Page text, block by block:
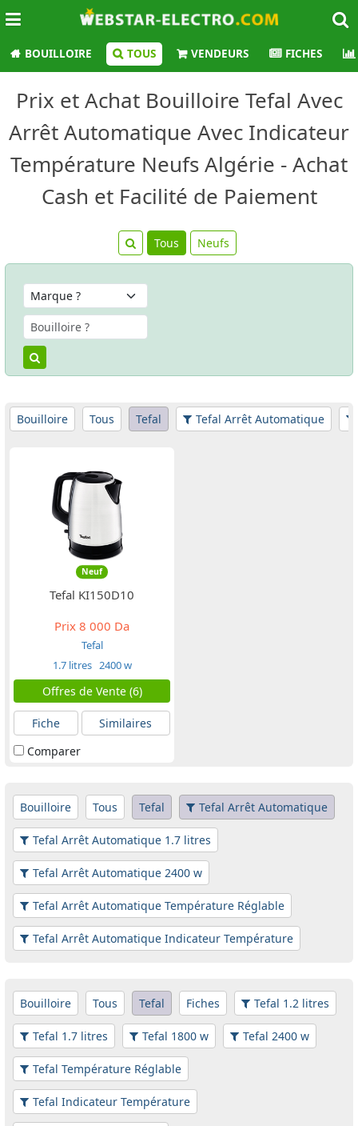
BOUILLOIRE TOUS VENDEURS FICHES
Prix et Achat Bouilloire Tefal Avec
Arrêt Automatique Avec Indicateur
Température Neufs Algérie - Achat
Cash et Facilité de Paiement
Tous Neufs
Bouilloire Tous Tefal Tefal Arrêt Automatique
Neuf
Tefal KI150D10
Prix 8 000 Da
Tefal
1.7 litres 2400 w
Offres de Vente (6)
Fiche
Similaires
Comparer
Bouilloire Tous Tefal Tefal Arrêt Automatique
Tefal Arrêt Automatique 1.7 litres
Tefal Arrêt Automatique 2400 w
Tefal Arrêt Automatique Température Réglable
Tefal Arrêt Automatique Indicateur Température
Bouilloire Tous Tefal Fiches Tefal 1.2 litres
Tefal 1.7 litres Tefal 1800 w Tefal 2400 w
Tefal Température Réglable
Tefal Indicateur Température